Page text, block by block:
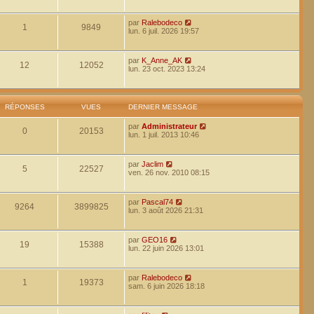
1 9849 par Ralebodeco
lun. 6 juil. 2026 19:57
12 12052 par K_Anne_AK
lun. 23 oct. 2023 13:24
RÉPONSES VUES DERNIER MESSAGE
0 20153 par Administrateur
lun. 1 juil. 2013 10:46
5 22527 par Jaclim
ven. 26 nov. 2010 08:15
9264 3899825 par Pascal74
lun. 3 août 2026 21:31
19 15388 par GEO16
lun. 22 juin 2026 13:01
1 19373 par Ralebodeco
sam. 6 juin 2026 18:18